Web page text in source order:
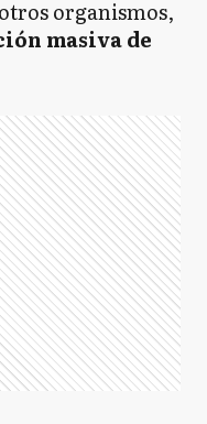
organismos,
masiva de